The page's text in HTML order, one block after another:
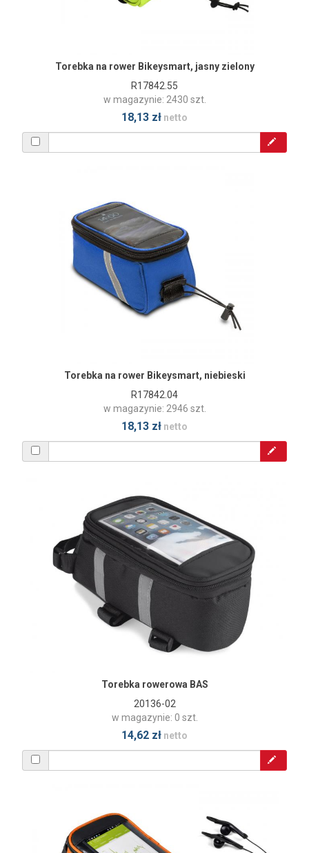
Torebka na rower Bikeysmart, jasny zielony
R17842.55
w magazynie: 2430 szt.
18,13 zł netto
Torebka na rower Bikeysmart, niebieski
R17842.04
w magazynie: 2946 szt.
18,13 zł netto
Torebka rowerowa BAS
20136-02
w magazynie: 0 szt.
14,62 zł netto